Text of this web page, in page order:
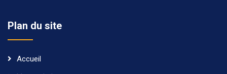
Plan du site
Accueil